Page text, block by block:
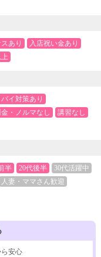
あり
入店祝い金あり
イ対策あり
・ノルマなし
講習なし
半 20代後半
30代活躍中
人妻・ママさん歓迎
安心